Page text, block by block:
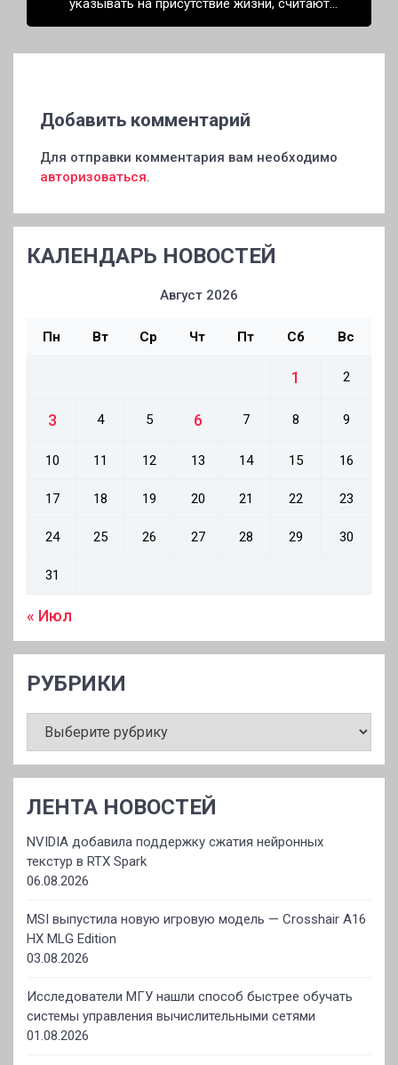
указывать на присутствие жизни, считают
учёные
Добавить комментарий
Для отправки комментария вам необходимо
авторизоваться.
КАЛЕНДАРЬ НОВОСТЕЙ
Август 2026
Пн Вт Ср Чт Пт Сб Вс
1 2
3 4 5 6 7 8 9
10 11 12 13 14 15 16
17 18 19 20 21 22 23
24 25 26 27 28 29 30
31
« Июл
РУБРИКИ
ЛЕНТА НОВОСТЕЙ
NVIDIA добавила поддержку сжатия нейронных
текстур в RTX Spark
06.08.2026
MSI выпустила новую игровую модель — Crosshair A16
HX MLG Edition
03.08.2026
Исследователи МГУ нашли способ быстрее обучать
системы управления вычислительными сетями
01.08.2026